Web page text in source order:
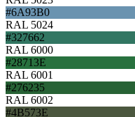
#6A93B0
RAL 5024
#327662
RAL 6000
#28713E
RAL 6001
#276235
RAL 6002
#4B573E